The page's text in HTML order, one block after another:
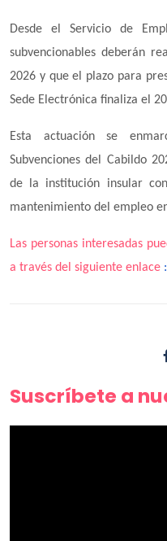
Desde el Servicio de
subvencionables deberán
2026 y que el plazo para
Sede Electrónica finaliza el
Esta actuación se
Subvenciones del Cabildo
de la institución insular
mantenimiento del empleo
Las personas interesadas
a través del siguiente enlace :
Suscríbete a